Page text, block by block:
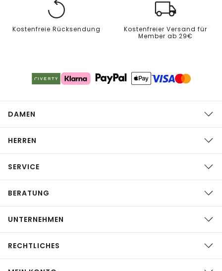
Kostenfreie Rücksendung
Kostenfreier Versand für
Member ab 29€
DAMEN
HERREN
SERVICE
BERATUNG
UNTERNEHMEN
RECHTLICHES